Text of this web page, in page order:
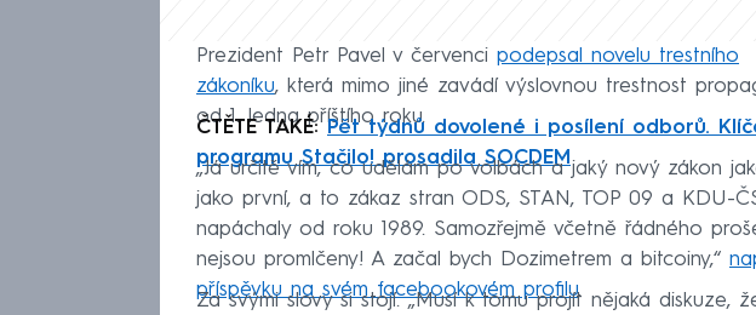
Prezident Petr Pavel v červenci podepsal novelu trestního
zákoníku, která mimo jiné zavádí výslovnou trestnost
od 1. ledna příštího roku.
ČTĚTE TAKÉ: Pět týdnů dovolené i posílení odborů.
programu Stačilo! prosadila SOCDEM
„Já určitě vím, co udělám po volbách a jaký nový zákon
jako první, a to zákaz stran ODS, STAN, TOP 09 a KDU-
napáchaly od roku 1989. Samozřejmě včetně řádného
nejsou promlčeny! A začal bych Dozimetrem a bitcoiny,“
příspěvku na svém facebookovém profilu.
Za svými slovy si stojí. „Musí k tomu projít nějaká diskuze,